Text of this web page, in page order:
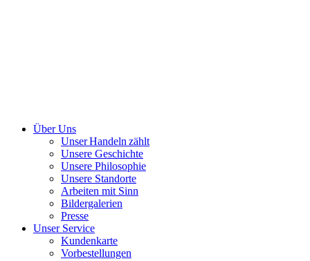
Über Uns
Unser Handeln zählt
Unsere Geschichte
Unsere Philosophie
Unsere Standorte
Arbeiten mit Sinn
Bildergalerien
Presse
Unser Service
Kundenkarte
Vorbestellungen